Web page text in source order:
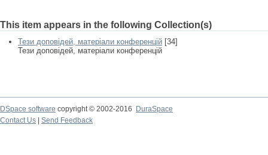
This item appears in the following Collection(s)
Тези доповідей, матеріали конференцій [34]
Тези доповідей, матеріали конференцій
DSpace software copyright © 2002-2016
DuraSpace
Contact Us
Send Feedback